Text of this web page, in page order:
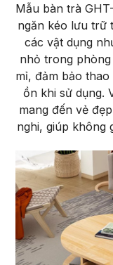
Mẫu bàn trà
ngăn kéo lưu trữ
các vật dụng
nhỏ trong
mỉ, đảm bảo
ồn khi sử dụng.
mang đến vẻ
nghi, giúp không